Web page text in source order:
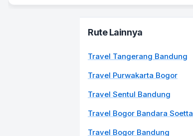
Rute Lainnya
Travel Tangerang Bandung
Travel Purwakarta Bogor
Travel Sentul Bandung
Travel Bogor Bandara Soetta
Travel Bogor Bandung